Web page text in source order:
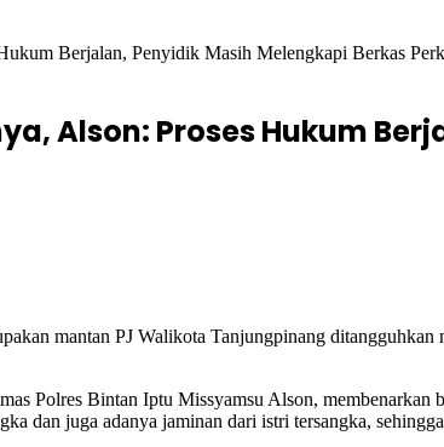
Berjalan, Penyidik Masih Melengkapi Berkas
Alson: Proses Hukum
mantan PJ Walikota Tanjungpinang
Bintan Iptu Missyamsu Alson, membenarkan
dan juga adanya jaminan dari istri tersangka,